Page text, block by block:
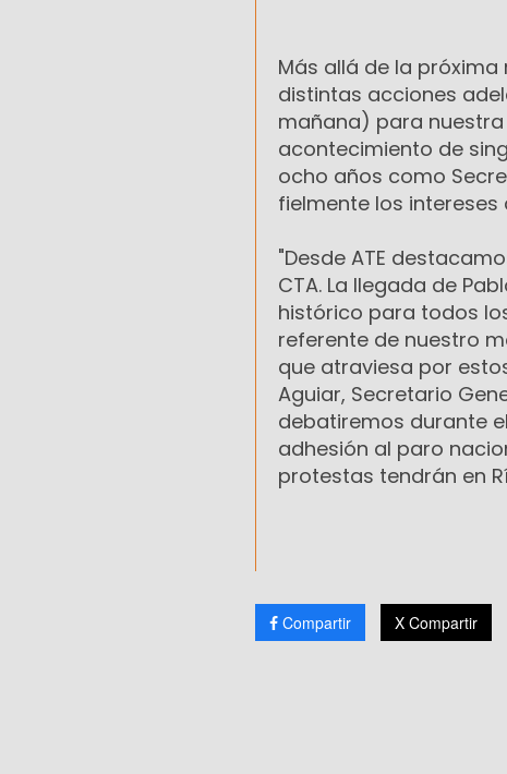
Más allá de la
distintas acciones
mañana) para nuestra
acontecimiento de
ocho años como
fielmente los
"Desde ATE
CTA. La llegada de
histórico para todos
referente de nuestro
que atraviesa por
Aguiar, Secretario
debatiremos durante
adhesión al paro
protestas tendrán en
Compartir X Compartir